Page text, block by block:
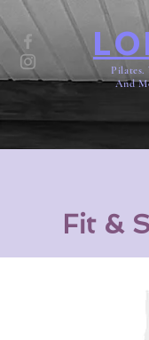
Pilates.
And
Fit &